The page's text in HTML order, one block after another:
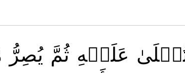
عَلَيۡهِ ثُمَّ يُصِرُّ